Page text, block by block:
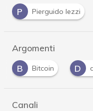
P
Pierguido Iezzi
Argomenti
D
doppia estorsione
Canali